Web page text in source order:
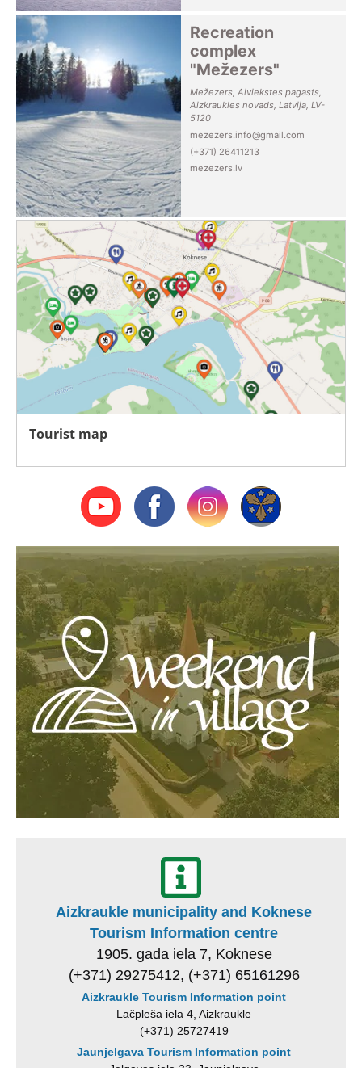
Recreation
complex
"Mežezers"
Mežezers, Aiviekstes pagasts,
Aizkraukles novads, Latvija, LV-
5120
mezezers.info@gmail.com
(+371) 26411213
mezezers.lv
Tourist map
Aizkraukle municipality and Koknese
Tourism Information centre
1905. gada iela 7, Koknese
(+371) 29275412, (+371) 65161296
Aizkraukle Tourism Information point
Lāčplēša iela 4, Aizkraukle
(+371) 25727419
Jaunjelgava Tourism Information point